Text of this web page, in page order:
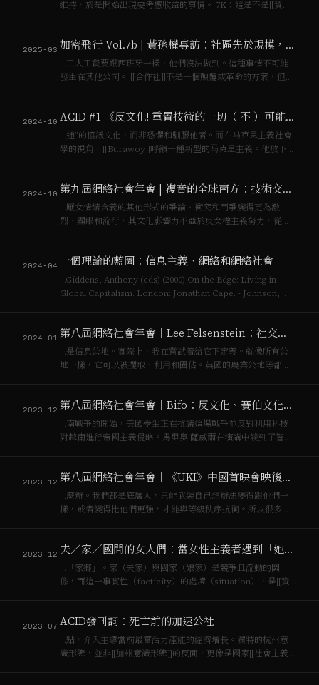
維持，於是開始出現要考慮收益的事情。 7K：這是不是[[資本
題，整個 B…
2025-03 加密飛行 Vol.7b | 黃孫權專訪：社區先於規模，合作社與DAO
…工人工資要跟西班牙一樣，他們沒法做到。這種事情不可能
發生在其他公司。 [[合作社]]不是一個顛覆或革命的方案，但它
管你持有股份…
2024-10 ACID #1 《反⽂化! 重置技術的一切（ 不 ）可能性》 正式發行
…通”的協議⽂化，⽽⾮恐懼和馴服他者。⽽在⻢克思主義社會
學的視⻆，[[Burawoy]]呼籲⼀種新型的⻢克思主義。他放下從
追求⼈道。…
2024-10 第九屆網絡社會年會 | 複音的全球南方：技術交流的空間
…厭女情緒含義的其他形式的爭論、衝突和鬥爭變得更為激
烈、顯眼和流行，其文化影響力不亞於反女權主義努力，從而
用。男性權益組織的情感構建，與中國的人口危…
2024-04 一個理論的藍圖：信息主義、網絡和網絡社會
…Giddens, Anthony (eds) (2000) On the Edge: Living in
Global Capitalism. London: Jonathan Cape. - Johnson,
2024-01 第八屆網絡社會年會｜Lee Felsenstein：社交媒體的未來與思想實驗
…是信息公地。實際上，我在嘗試着給它下定義。就像所有公
地一樣，它可以被攫取、利用和圈佔。英國的農業公地等都受
自己聽。你必須為此付出點什麼，所以它…
2023-12 第八屆網絡社會年會｜Bifo：反文化、賽伯文化和符號資本
…南戰爭的開始，美國學生正在抗議這場戰爭並反對利用科技
對越南進行帝國主義侵略。馬里奧·薩威爾在演講中談到了智力
有一天你難以置身其間，即便是保…
2023-12 第八屆網絡社會年會｜《UKI》中國首映會映後座談紀錄
…麼辦。我們都是底層人，只能武裝自己想辦法變得跟他們一
樣，或者變得比他們更強，才能與等級秩序抗衡。所以很多人
抗形式只能是反抗等級秩序，階層化的那…
2023-12 夫／家／國間的女人們：當女性主義者遇到「她者」的對話
…「家鄉」。家（夫家）與國家（娘家）是競爭且流動的關
係，而這一事實性（facticity）的處境（situation），是[[資
建造的物質（…
2023-07 ACID發刊詞：死亡前的加速公社
…點，介入主導當前最富活力產能的經濟增長。獨特的杭州意
識形態，並非[[加州意識形態]]的反面，更像是國家[[社會主義]]